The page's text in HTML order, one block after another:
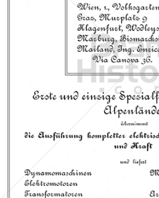
Gesellschaft für
Siemens Aktiengesellschaft